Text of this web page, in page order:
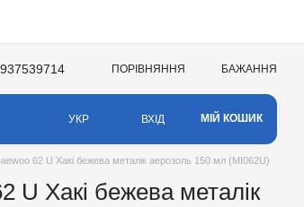
ПОРІВНЯННЯ БАЖАННЯ
УКР ВХІД МІЙ КОШИК
62 U Хакі бежева металік аерозоль 150 мл (MI062U)
U Хакі бежева металік